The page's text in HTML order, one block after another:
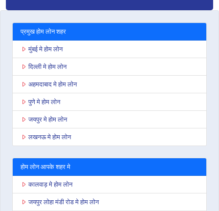
प्रमुख होम लोन शहर
मुंबई मे होम लोन
दिल्ली मे होम लोन
अहमदाबाद मे होम लोन
पुणे मे होम लोन
जयपुर मे होम लोन
लखनऊ मे होम लोन
होम लोन आपके शहर मे
कालवाड़ मे होम लोन
जयपुर लोहा मंडी रोड मे होम लोन